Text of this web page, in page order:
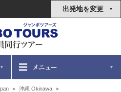
出発地を変更
沖縄 Okinawa